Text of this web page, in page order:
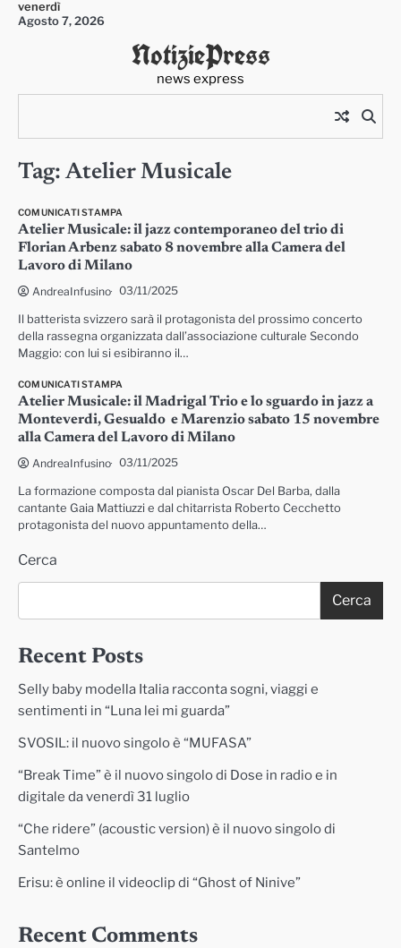
Skipvenerdì
Agosto 7, 2026
NotiziePress
news express
Tag:Atelier Musicale
COMUNICATI STAMPA
Atelier Musicale: il jazz contemporaneo del trio di
Florian Arbenz sabato 8 novembre alla Camera del
Lavoro di Milano
AndreaInfusino 03/11/2025
Il batterista svizzero sarà il protagonista del prossimo concerto
della rassegna organizzata dall’associazione culturale Secondo
Maggio: con lui si esibiranno il…
COMUNICATI STAMPA
Atelier Musicale: il Madrigal Trio e lo sguardo in jazz a
Monteverdi, Gesualdo e Marenzio sabato 15 novembre
alla Camera del Lavoro di Milano
AndreaInfusino 03/11/2025
La formazione composta dal pianista Oscar Del Barba, dalla
cantante Gaia Mattiuzzi e dal chitarrista Roberto Cecchetto
protagonista del nuovo appuntamento della…
Cerca
Cerca
Recent Posts
Selly baby modella Italia racconta sogni, viaggi e
sentimenti in “Luna lei mi guarda”
SVOSIL: il nuovo singolo è “MUFASA”
“Break Time” è il nuovo singolo di Dose in radio e in
digitale da venerdì 31 luglio
“Che ridere” (acoustic version) è il nuovo singolo di
Santelmo
Erisu: è online il videoclip di “Ghost of Ninive”
Recent Comments